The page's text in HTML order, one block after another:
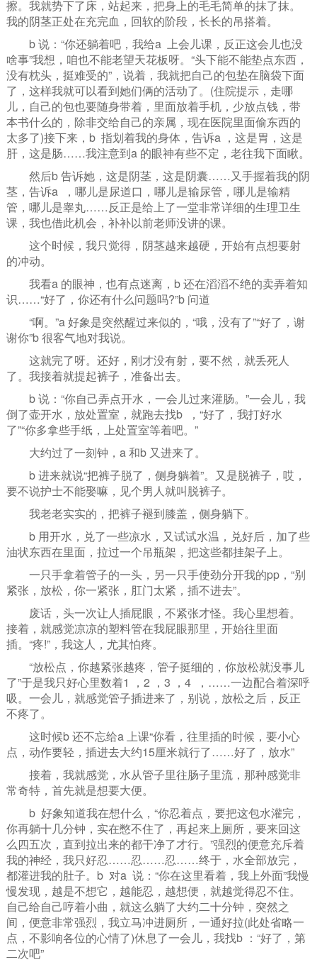
擦。我就势下了床，站起来，把身上的毛毛简单的抹了抹。
我的阴茎正处在充完血，回软的阶段，长长的吊搭着。
b 说：“你还躺着吧，我给a 上会儿课，反正这会儿也没
啥事”我想，咱也不能老望天花板呀。“头下能不能垫点东西，
没有枕头，挺难受的”，说着，我就把自己的包垫在脑袋下面
了，这样我就可以看到她们俩的活动了。(住院提示，走哪
儿，自己的包也要随身带着，里面放着手机，少放点钱，带
本书什么的，除非交给自己的亲属，现在医院里面偷东西的
太多了)接下来，b 指划着我的身体，告诉a ，这是胃，这是
肝，这是肠……我注意到a 的眼神有些不定，老往我下面瞅。
然后b 告诉她，这是阴茎，这是阴囊……又手握着我的阴
茎，告诉a ，哪儿是尿道口，哪儿是输尿管，哪儿是输精
管，哪儿是睾丸……反正是给上了一堂非常详细的生理卫生
课，我也借此机会，补补以前老师没讲的课。
这个时候，我只觉得，阴茎越来越硬，开始有点想要射
的冲动。
我看a 的眼神，也有点迷离，b 还在滔滔不绝的卖弄着知
识……“好了，你还有什么问题吗?”b 问道
“啊。”a 好象是突然醒过来似的，“哦，没有了”“好了，谢
谢你”b 很客气地对我说。
这就完了呀。还好，刚才没有射，要不然，就丢死人
了。我接着就提起裤子，准备出去。
b 说：“你自己弄点开水，一会儿过来灌肠。”一会儿，我
倒了壶开水，放处置室，就跑去找b ，“好了，我打好水
了”“你多拿些手纸，上处置室等着吧。”
大约过了一刻钟，a 和b 又进来了。
b 进来就说“把裤子脱了，侧身躺着”。又是脱裤子，哎，
要不说护士不能娶嘛，见个男人就叫脱裤子。
我老老实实的，把裤子褪到膝盖，侧身躺下。
b 用开水，兑了一些凉水，又试试水温，兑好后，加了些
油状东西在里面，拉过一个吊瓶架，把这些都挂架子上。
一只手拿着管子的一头，另一只手使劲分开我的pp，“别
紧张，放松，你一紧张，肛门太紧，插不进去”。
废话，头一次让人插屁眼，不紧张才怪。我心里想着。
接着，就感觉凉凉的塑料管在我屁眼那里，开始往里面
插。“疼!”，我这人，尤其怕疼。
“放松点，你越紧张越疼，管子挺细的，你放松就没事儿
了”于是我只好心里数着1 ，2 ，3 ，4 ，……一边配合着深呼
吸。一会儿，就感觉管子插进来了，别说，放松之后，反正
不疼了。
这时候b 还不忘给a 上课“你看，往里插的时候，要小心
点，动作要轻，插进去大约15厘米就行了……好了，放水”
接着，我就感觉，水从管子里往肠子里流，那种感觉非
常奇特，首先就是想要大便。
b 好象知道我在想什么，“你忍着点，要把这包水灌完，
你再躺十几分钟，实在憋不住了，再起来上厕所，要来回这
么四五次，直到拉出来的都干净了才行。”强烈的便意充斥着
我的神经，我只好忍……忍……忍……终于，水全部放完，
都灌进我的肚子。b 对a 说：“你在这里看着，我上外面”我慢
慢发现，越是不想它，越能忍，越想便，就越觉得忍不住。
自己给自己哼着小曲，就这么躺了大约二十分钟，突然之
间，便意非常强烈，我立马冲进厕所，一通好拉(此处省略一
点，不影响各位的心情了)休息了一会儿，我找b ：“好了，第
二次吧”